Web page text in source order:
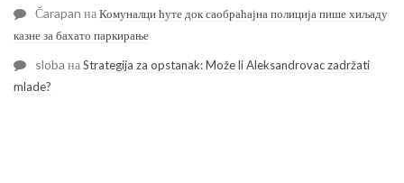
Čarapan наКомуналци ћуте док саобраћајна полиција пише хиљаду
казне за бахато паркирање
sloba наStrategija za opstanak: Može li Aleksandrovac zadržati
mlade?